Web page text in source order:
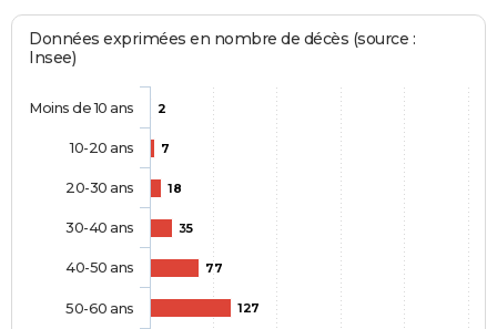
Données exprimées en nombre de décès (source :
Insee)
2
7
18
35
77
127
Moins de 10 ans
10-20 ans
20-30 ans
30-40 ans
40-50 ans
50-60 ans